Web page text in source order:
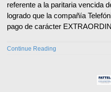
referente a la paritaria vencida
logrado que la compañía
pago de carácter
Continue Reading